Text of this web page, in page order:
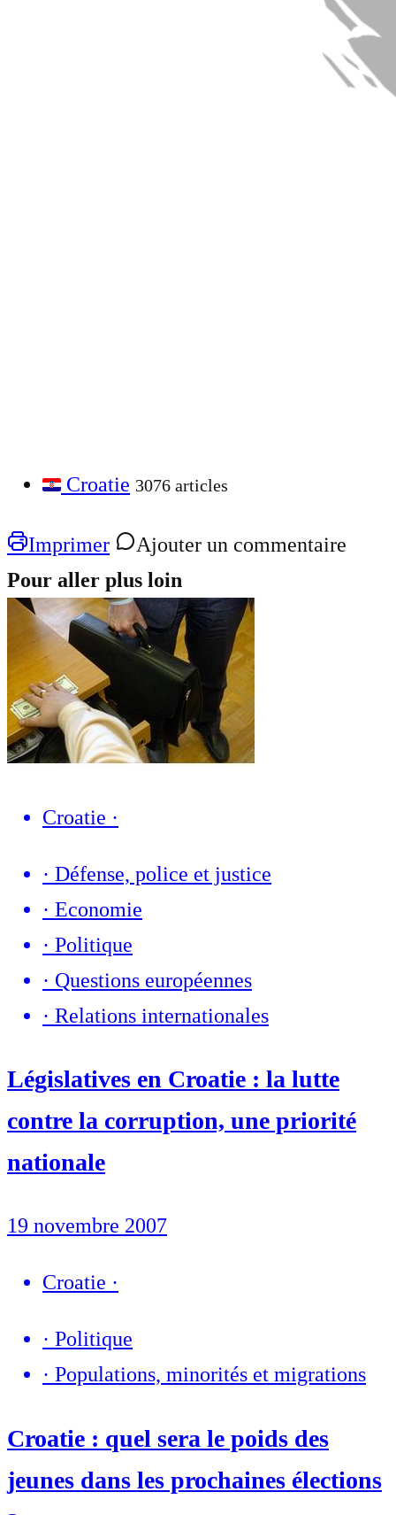
Croatie 3076 articles
Imprimer
Ajouter un commentaire
Pour aller plus loin
Croatie ·
· Défense, police et justice
· Economie
· Politique
· Questions européennes
· Relations internationales
Législatives en Croatie : la lutte
contre la corruption, une priorité
nationale
19 novembre 2007
Croatie ·
· Politique
· Populations, minorités et migrations
Croatie : quel sera le poids des
jeunes dans les prochaines élections